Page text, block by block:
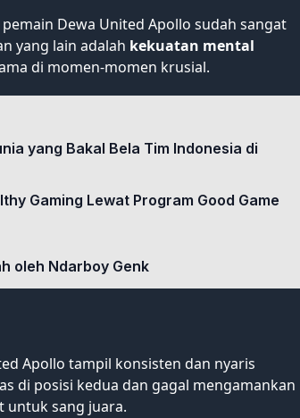
Dewa United Apollo sudah sangat
yang lain adalah kekuatan mental
di momen-momen krusial.
yang Bakal Bela Tim Indonesia di
Gaming Lewat Program Good Game
oleh Ndarboy Genk
Apollo tampil konsisten dan nyaris
di posisi kedua dan gagal mengamankan
untuk sang juara.